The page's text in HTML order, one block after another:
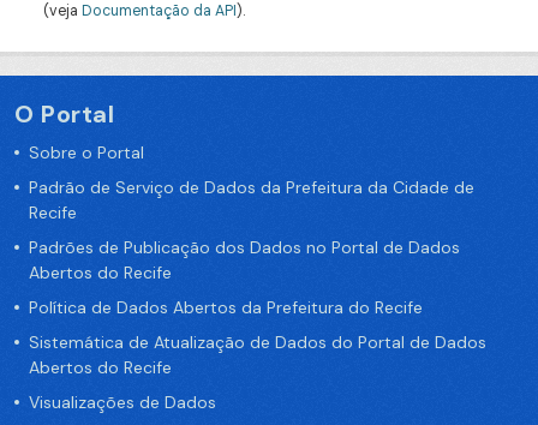
(veja Documentação da API).
O Portal
Sobre o Portal
Padrão de Serviço de Dados da Prefeitura da Cidade de
Recife
Padrões de Publicação dos Dados no Portal de Dados
Abertos do Recife
Política de Dados Abertos da Prefeitura do Recife
Sistemática de Atualização de Dados do Portal de Dados
Abertos do Recife
Visualizações de Dados